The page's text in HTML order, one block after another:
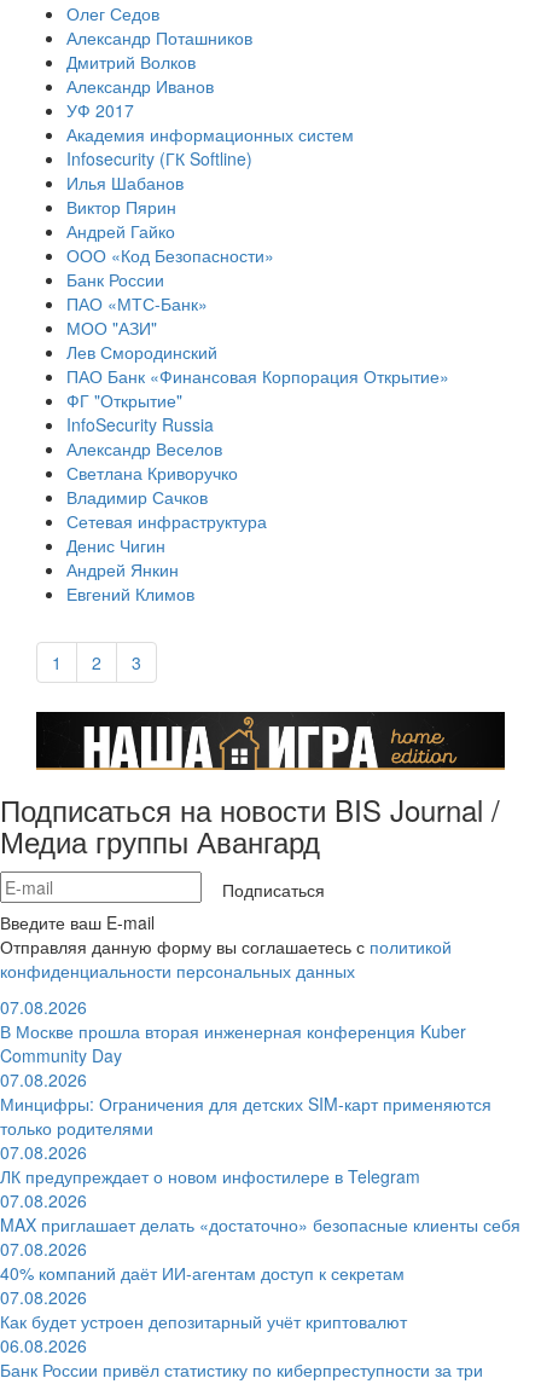
Олег Седов
Александр Поташников
Дмитрий Волков
Александр Иванов
УФ 2017
Академия информационных систем
Infosecurity (ГК Softline)
Илья Шабанов
Виктор Пярин
Андрей Гайко
ООО «Код Безопасности»
Банк России
ПАО «МТС-Банк»
МОО "АЗИ"
Лев Смородинский
ПАО Банк «Финансовая Корпорация Открытие»
ФГ "Открытие"
InfoSecurity Russia
Александр Веселов
Светлана Криворучко
Владимир Сачков
Сетевая инфраструктура
Денис Чигин
Андрей Янкин
Евгений Климов
1 2 3
Подписаться на новости BIS Journal /
Медиа группы Авангард
Подписаться
Введите ваш E-mail
Отправляя данную форму вы соглашаетесь с политикой
конфиденциальности персональных данных
07.08.2026
В Москве прошла вторая инженерная конференция Kuber
Community Day
07.08.2026
Минцифры: Ограничения для детских SIM-карт применяются
только родителями
07.08.2026
ЛК предупреждает о новом инфостилере в Telegram
07.08.2026
MAX приглашает делать «достаточно» безопасные клиенты себя
07.08.2026
40% компаний даёт ИИ‑агентам доступ к секретам
07.08.2026
Как будет устроен депозитарный учёт криптовалют
06.08.2026
Банк России привёл статистику по киберпреступности за три